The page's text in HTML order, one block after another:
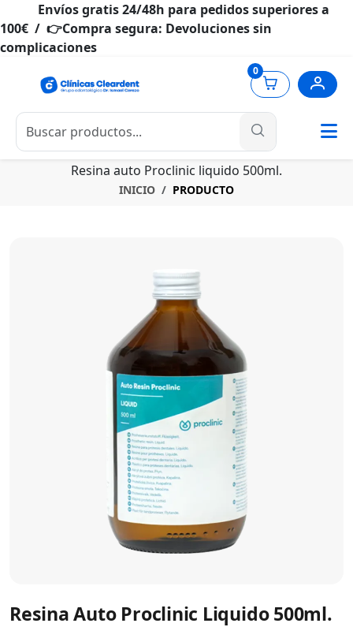
Envíos gratis 24/48h para pedidos superiores a
100€ / 👉Compra segura: Devoluciones sin
complicaciones
0
Resina auto Proclinic liquido 500ml.
INICIO PRODUCTO
Resina Auto Proclinic Liquido 500ml.